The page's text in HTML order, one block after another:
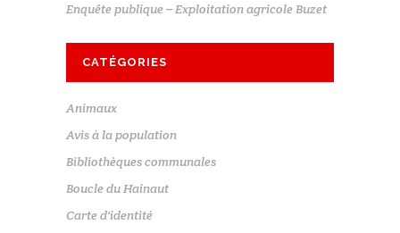
Enquête publique – Exploitation agricole Buzet
CATÉGORIES
Animaux
Avis à la population
Bibliothèques communales
Boucle du Hainaut
Carte d'identité